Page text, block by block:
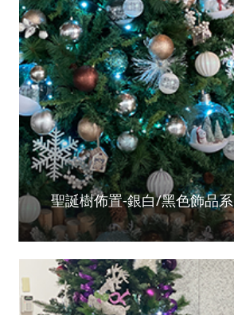
聖誕樹佈置-銀白/黑色飾品系